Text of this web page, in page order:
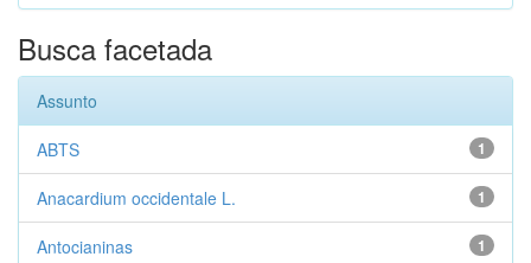
Busca facetada
Assunto
1
ABTS
1
Anacardium occidentale L.
1
Antocianinas